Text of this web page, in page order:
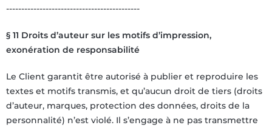
--------------------------------------------
§ 11 Droits d’auteur sur les motifs d’impression,
exonération de responsabilité
Le Client garantit être autorisé à publier et reproduire les
textes et motifs transmis, et qu’aucun droit de tiers (droits
d’auteur, marques, protection des données, droits de la
personnalité) n’est violé. Il s’engage à ne pas transmettre